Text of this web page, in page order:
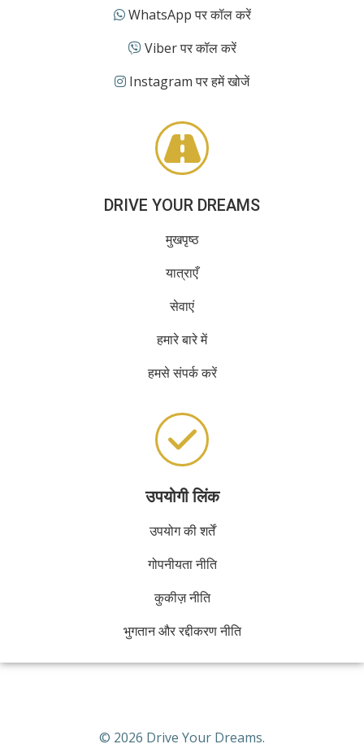
WhatsApp पर कॉल करें
Viber पर कॉल करें
Instagram पर हमें खोजें
DRIVE YOUR DREAMS
मुखपृष्ठ
यात्राएँ
सेवाएं
हमारे बारे में
हमसे संपर्क करें
उपयोगी लिंक
उपयोग की शर्तें
गोपनीयता नीति
कुकीज़ नीति
भुगतान और रद्दीकरण नीति
© 2026 Drive Your Dreams.